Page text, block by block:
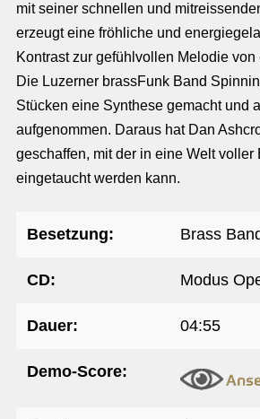
mit seiner schnellen und
erzeugt eine fröhliche und
Kontrast zur gefühlvollen Melodie von
Die Luzerner brassFunk Band
Stücken eine Synthese gemacht und
aufgenommen. Daraus hat Dan
geschaffen, mit der in eine Welt
eingetaucht werden kann.
Besetzung: Brass
CD: Modus
Dauer: 04:55
Demo-Score: